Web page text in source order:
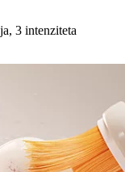
3 intenziteta